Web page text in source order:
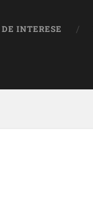
INTERESE